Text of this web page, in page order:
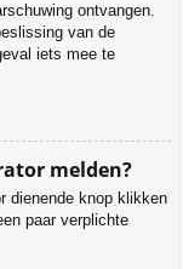
ontvangen.
van de
iets mee te
melden?
dienende knop klikken
paar verplichte